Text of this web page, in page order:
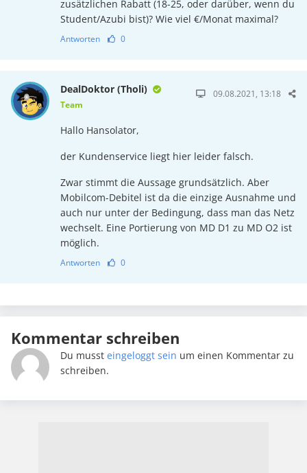
zusätzlichen Rabatt (18-25, oder darüber, wenn du
Student/Azubi bist)? Wie viel €/Monat maximal?
Antworten 0
DealDoktor (Tholi)
Team
09.08.2021, 13:18
Hallo Hansolator,
der Kundenservice liegt hier leider falsch.
Zwar stimmt die Aussage grundsätzlich. Aber
Mobilcom-Debitel ist da die einzige Ausnahme und
auch nur unter der Bedingung, dass man das Netz
wechselt. Eine Portierung von MD D1 zu MD O2 ist
möglich.
Antworten 0
Kommentar schreiben
Du musst eingeloggt sein um einen Kommentar zu
schreiben.